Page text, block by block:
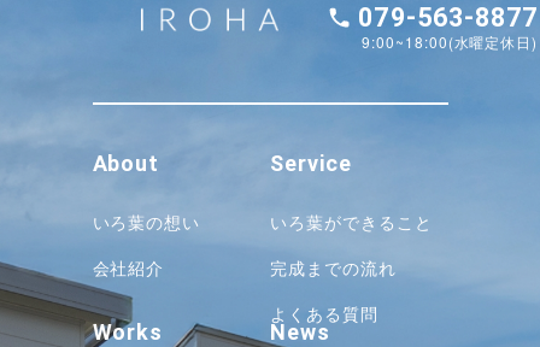
079-563-8877
9:00~18:00(水曜定休日)
About
いろ葉の想い
会社紹介
Service
いろ葉ができること
完成までの流れ
よくある質問
Works News